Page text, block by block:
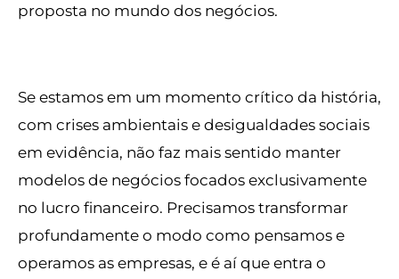
proposta no mundo dos negócios.
Se estamos em um momento crítico da história,
com crises ambientais e desigualdades sociais
em evidência, não faz mais sentido manter
modelos de negócios focados exclusivamente
no lucro financeiro. Precisamos transformar
profundamente o modo como pensamos e
operamos as empresas, e é aí que entra o